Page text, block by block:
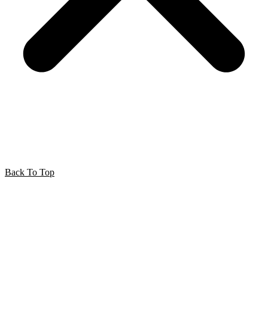
Back To Top